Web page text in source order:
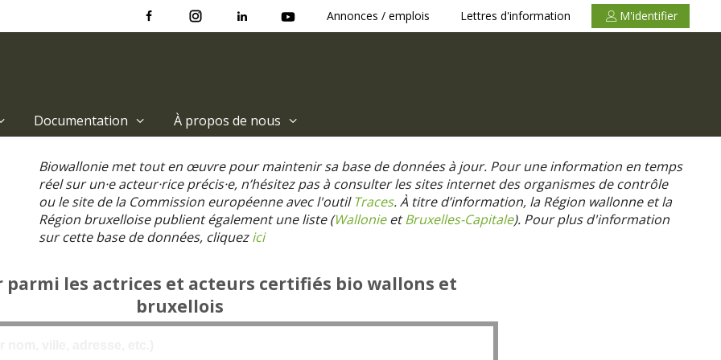
Annonces / emplois Lettres d'information M'identifier
Documentation À propos de nous
Biowallonie met tout en œuvre pour maintenir sa base de données à jour. Pour une information en temps
réel sur un·e acteur·rice précis·e, n’hésitez pas à consulter les sites internet des organismes de contrôle
ou le site de la Commission européenne avec l'outilTraces. À titre d’information, la Région wallonne et la
Région bruxelloise publient également une liste (WallonieetBruxelles-Capitale). Pour plus d'information
sur cette base de données, cliquezici
parmi les actrices et acteurs certifiés bio wallons et
bruxellois